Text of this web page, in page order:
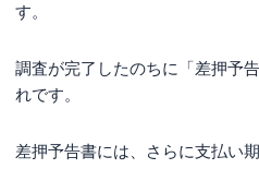
す。
調査が完了したのちに「差押予
れです。
差押予告書には、さらに支払い